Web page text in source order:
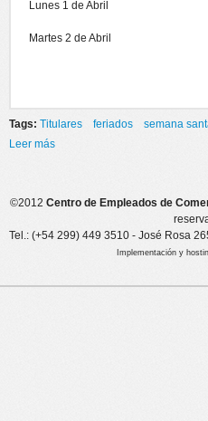
Lunes 1 de Abril
Martes 2 de Abril
Tags: Titulares feriados
semana
Leer más
©2012 Centro de Empleados de
Tel.: (+54 299) 449 3510 - José Rosa
Implementación y